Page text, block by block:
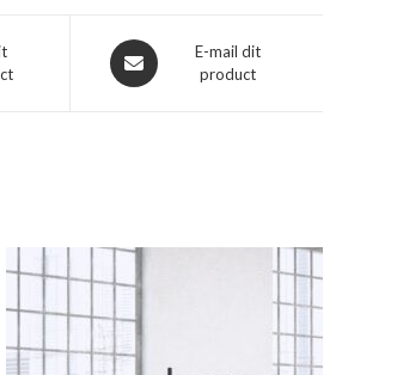
Opent
in
E-mail dit
product